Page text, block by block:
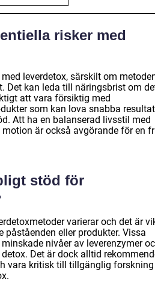
risker med
leverdetox, särskilt om
Det kan leda till näringsbrist om
att vara försiktig med
som kan lova snabba resultat
Att ha en balanserad livsstil med
är också avgörande för en
stöd för
varierar och det är
eller produkter. Vissa
nivåer av leverenzymer
Det är dock alltid
vara kritisk till tillgänglig forskning